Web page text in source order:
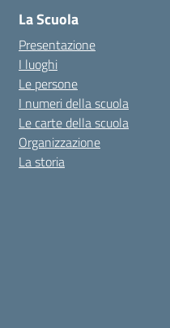
La Scuola
Presentazione
I luoghi
Le persone
I numeri della scuola
Le carte della scuola
Organizzazione
La storia